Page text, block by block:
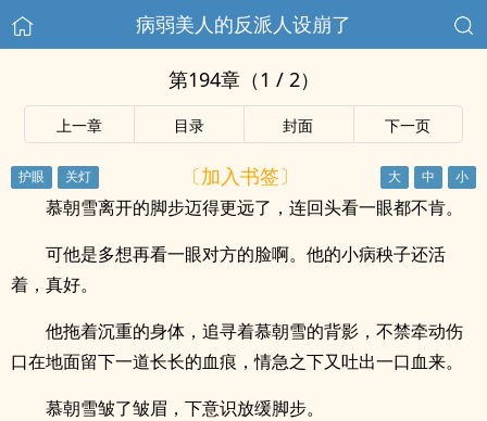
病弱美人的反派人设崩了
第194章（1 / 2）
上一章 目录 封面 下一页
〔加入书签〕
慕朝雪离开的脚步迈得更远了，连回头看一眼都不肯。
可他是多想再看一眼对方的脸啊。他的小病秧子还活
着，真好。
他拖着沉重的身体，追寻着慕朝雪的背影，不禁牵动伤
口在地面留下一道长长的血痕，情急之下又吐出一口血来。
慕朝雪皱了皱眉，下意识放缓脚步。